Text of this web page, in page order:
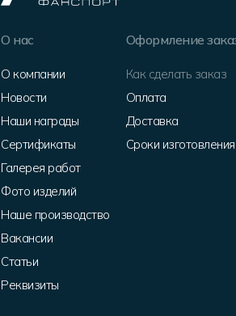
О нас
О компании
Новости
Наши награды
Сертификаты
Галерея работ
Фото изделий
Наше производство
Вакансии
Статьи
Реквизиты
Оформление
Как сделать заказ
Оплата
Доставка
Сроки изготовления